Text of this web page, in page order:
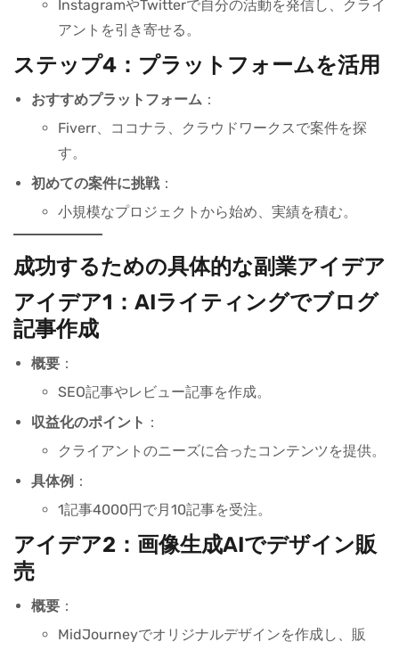
InstagramやTwitterで自分の活動を発信し、クライ
アントを引き寄せる。
ステップ4：プラットフォームを活用
おすすめプラットフォーム ：
Fiverr、ココナラ、クラウドワークスで案件を探
す。
初めての案件に挑戦：
小規模なプロジェクトから始め、実績を積む。
成功するための具体的な副業アイデア
アイデア1：AIライティングでブログ
記事作成
概要 ：
SEO記事やレビュー記事を作成。
収益化のポイント ：
クライアントのニーズに合ったコンテンツを提供。
具体例 ：
1記事4000円で月10記事を受注。
アイデア2：画像生成AIでデザイン販
売
概要 ：
MidJourneyでオリジナルデザインを作成し、販